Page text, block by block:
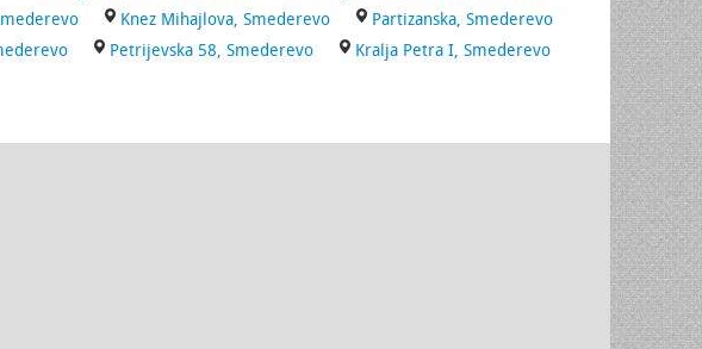
Knez Mihajlova, Smederevo
Partizanska, Smederevo
Petrijevska 58, Smederevo
Kralja Petra I, Smederevo